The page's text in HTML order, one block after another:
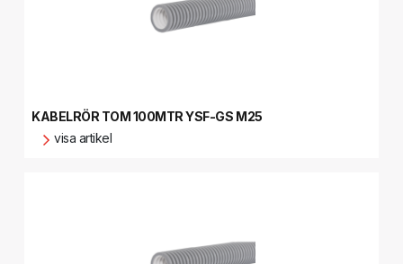
KABELRÖR TOM 100MTR YSF-GS M25
visa artikel